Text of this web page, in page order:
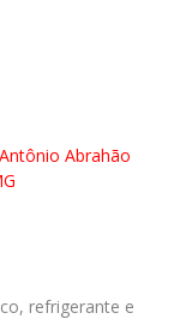
Abrahão
refrigerante e